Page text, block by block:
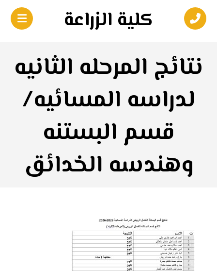
كلية الزراعة
نتائج المرحله الثانيه
لدراسه المسائیه/
قسم البستنه
وهندسه الخدائق